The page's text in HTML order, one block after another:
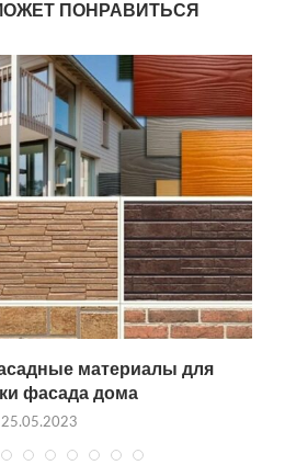
ПОНРАВИТЬСЯ
материалы для
фасада дома
25.05.2023